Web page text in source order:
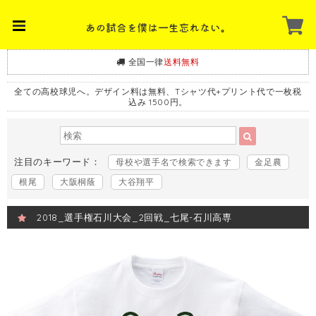
全国一律送料無料
全ての高校球児へ。デザイン料は無料、Tシャツ代+プリント代で一枚税
込み 1500円。
注目のキーワード： 母校や選手名で検索できます
金足農
根尾
大阪桐蔭 大谷翔平
2018_選手権石川大会_2回戦_七尾-石川高専